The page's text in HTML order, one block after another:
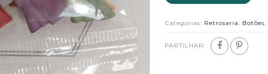
Categorias: Retrosaria , Botões,
PARTILHAR: